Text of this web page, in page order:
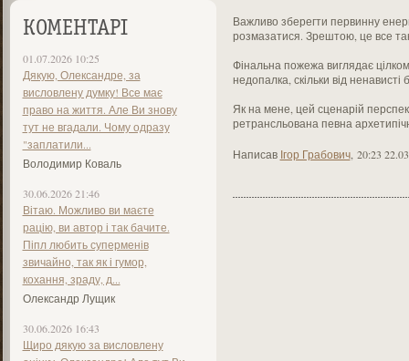
КОМЕНТАРІ
01.07.2026 10:25
Дякую, Олександре, за
висловлену думку! Все має
право на життя. Але Ви знову
тут не вгадали. Чому одразу
"заплатили...
Володимир Коваль
30.06.2026 21:46
Вітаю. Можливо ви маєте
рацію, ви автор і так бачите.
Піпл любить суперменів
звичайно, так як і гумор,
кохання, зраду, д...
Олександр Лущик
30.06.2026 16:43
Щиро дякую за висловлену
Важливо зберегти первинну
розмазатися. Зрештою, це все
Фінальна пожежа виглядає
недопалка, скільки від ненависті
Як на мене, цей сценарій
ретрансльована певна
Написав Ігор Грабович, 20:23